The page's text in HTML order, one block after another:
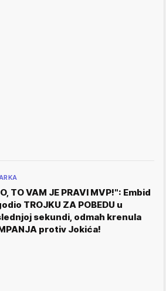
TO VAM JE PRAVI MVP!": Embid
TROJKU ZA POBEDU u
sekundi, odmah krenula
protiv Jokića!